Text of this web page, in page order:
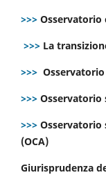
>>> Osservatorio
>>> La
>>>
>>> Osservatorio
>>> Osservatorio
(OCA)
Giurisprudenza